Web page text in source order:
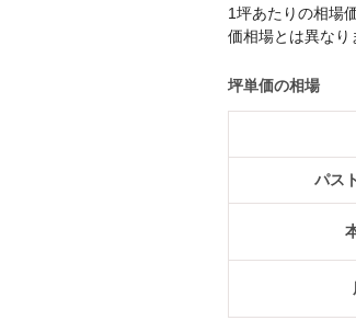
1坪あたりの相場
価相場とは異なり
坪単価の相場
パス